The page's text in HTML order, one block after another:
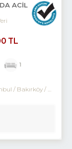
ACİL
TL
1
/ Bakırköy/ Kartaltepe